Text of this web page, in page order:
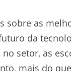
sobre as
da
setor, as
mais do